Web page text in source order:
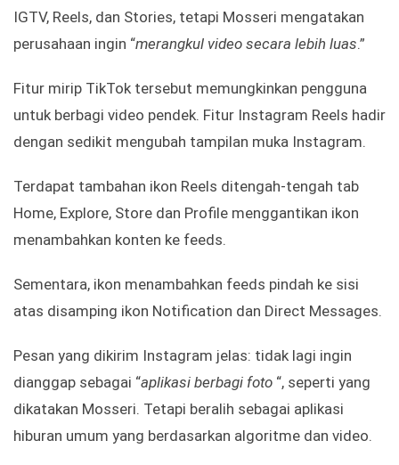
IGTV, Reels, dan Stories, tetapi Mosseri mengatakan
perusahaan ingin “merangkul video secara lebih luas.”
Fitur mirip TikTok tersebut memungkinkan pengguna
untuk berbagi video pendek. Fitur Instagram Reels hadir
dengan sedikit mengubah tampilan muka Instagram.
Terdapat tambahan ikon Reels ditengah-tengah tab
Home, Explore, Store dan Profile menggantikan ikon
menambahkan konten ke feeds.
Sementara, ikon menambahkan feeds pindah ke sisi
atas disamping ikon Notification dan Direct Messages.
Pesan yang dikirim Instagram jelas: tidak lagi ingin
dianggap sebagai “aplikasi berbagi foto “, seperti yang
dikatakan Mosseri. Tetapi beralih sebagai aplikasi
hiburan umum yang berdasarkan algoritme dan video.